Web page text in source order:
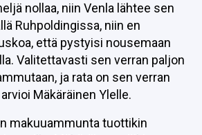
nollaa, niin Venla lähtee sen
Ruhpoldingissa, niin en
että pystyisi nousemaan
Valitettavasti sen verran paljon
ja rata on sen verran
Mäkäräinen Ylelle.
makuuammunta tuottikin